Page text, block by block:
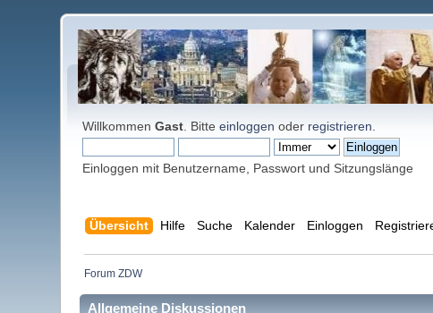
WillkommenGast . Bitteeinloggen oder registrieren
Einloggen mit Benutzername, Passwort und Sitzungslänge
Übersicht Hilfe Suche Kalender Einloggen
Forum ZDW
Allgemeine Diskussionen